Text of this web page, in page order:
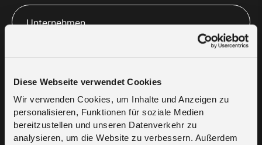
Diese Webseite verwendet Cookies
Wir verwenden Cookies, um Inhalte und Anzeigen zu
personalisieren, Funktionen für soziale Medien
bereitzustellen und unseren Datenverkehr zu
analysieren, um die Website zu verbessern. Außerdem
Unternehmen
E-Mail *